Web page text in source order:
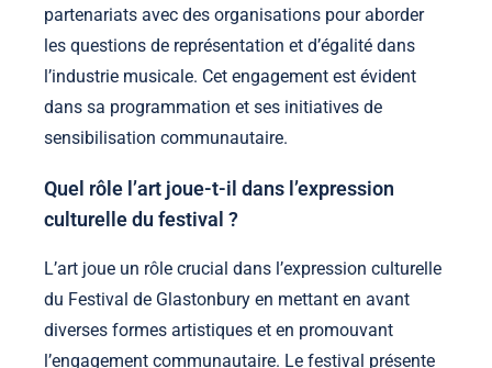
partenariats avec des organisations pour aborder
les questions de représentation et d’égalité dans
l’industrie musicale. Cet engagement est évident
dans sa programmation et ses initiatives de
sensibilisation communautaire.
Quel rôle l’art joue-t-il dans l’expression
culturelle du festival ?
L’art joue un rôle crucial dans l’expression culturelle
du Festival de Glastonbury en mettant en avant
diverses formes artistiques et en promouvant
l’engagement communautaire. Le festival présente